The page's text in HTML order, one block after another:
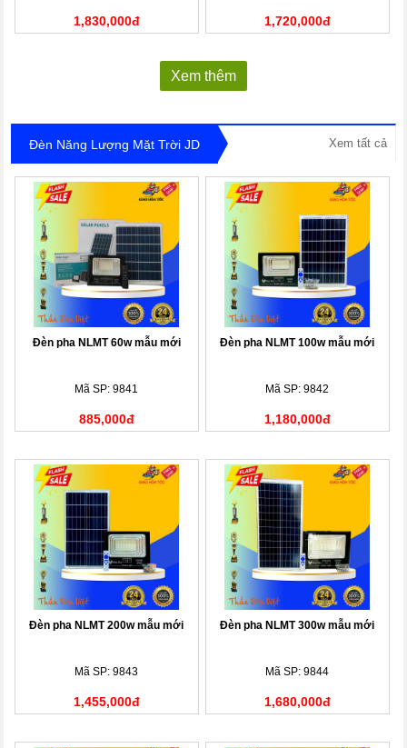
1,830,000đ 1,720,000đ
Xem thêm
Đèn Năng Lượng Mặt Trời JD Xem tất cả
Đèn pha NLMT 60w mẫu mới
Mã SP: 9841
885,000đ
Đèn pha NLMT 100w mẫu mới
Mã SP: 9842
1,180,000đ
Đèn pha NLMT 200w mẫu mới
Mã SP: 9843
1,455,000đ
Đèn pha NLMT 300w mẫu mới
Mã SP: 9844
1,680,000đ